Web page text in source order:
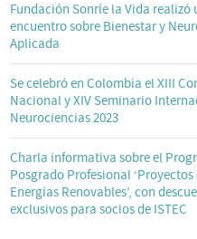
Fundación Sonríe la Vida realizó
encuentro sobre Bienestar y
Aplicada
Se celebró en Colombia el XIII
Nacional y XIV Seminario
Neurociencias 2023
Charla informativa sobre el
Posgrado Profesional ‘Proyectos
Energías Renovables’, con
exclusivos para socios de ISTEC